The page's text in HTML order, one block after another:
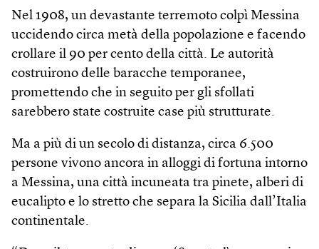
Nel 1908, un devastante terremoto colpì Messina
uccidendo circa metà della popolazione e facendo
crollare il 90 per cento della città. Le autorità
costruirono delle baracche temporanee,
promettendo che in seguito per gli sfollati
sarebbero state costruite case più strutturate.
Ma a più di un secolo di distanza, circa 6.500
persone vivono ancora in alloggi di fortuna intorno
a Messina, una città incuneata tra pinete, alberi di
eucalipto e lo stretto che separa la Sicilia dall’Italia
continentale.